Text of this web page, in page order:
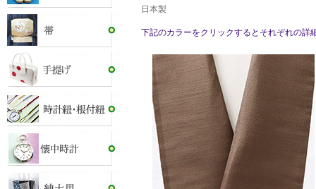
日本製
下記のカラーをクリックするとそれぞれの詳